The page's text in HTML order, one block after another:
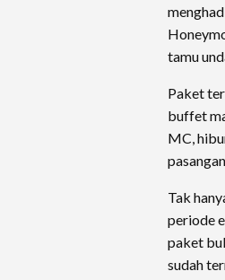
tamu
Paket
buffet
MC,
Tak
periode
paket
sudah